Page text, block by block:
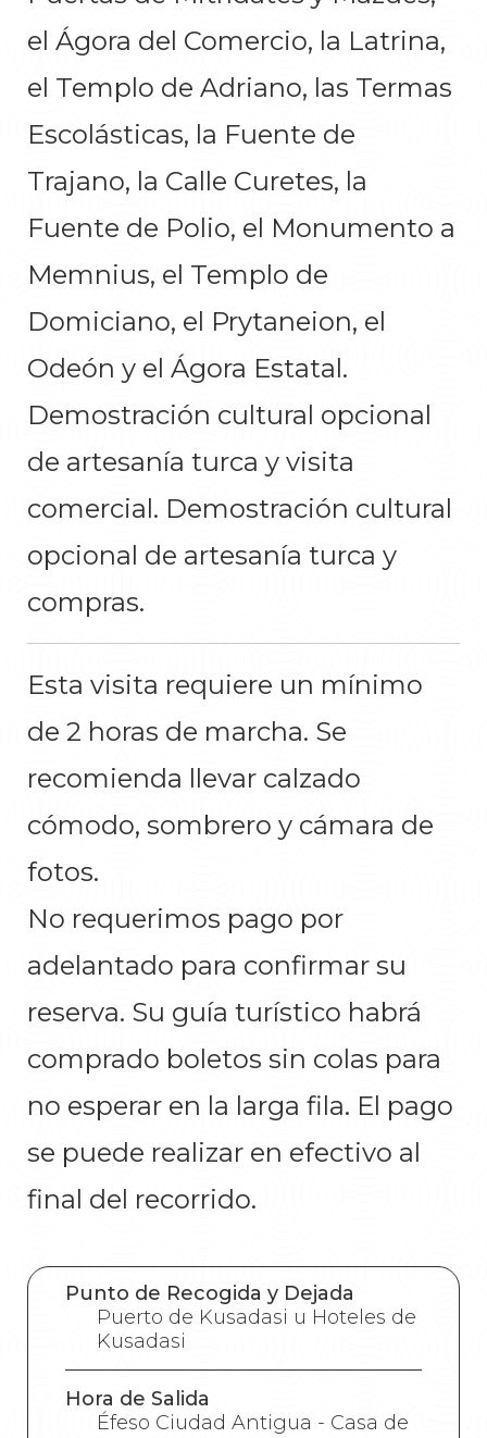
el Ágora del Comercio, la Latrina,
el Templo de Adriano, las Termas
Escolásticas, la Fuente de
Trajano, la Calle Curetes, la
Fuente de Polio, el Monumento a
Memnius, el Templo de
Domiciano, el Prytaneion, el
Odeón y el Ágora Estatal.
Demostración cultural opcional
de artesanía turca y visita
comercial. Demostración cultural
opcional de artesanía turca y
compras.
Esta visita requiere un mínimo
de 2 horas de marcha. Se
recomienda llevar calzado
cómodo, sombrero y cámara de
fotos.
No requerimos pago por
adelantado para confirmar su
reserva. Su guía turístico habrá
comprado boletos sin colas para
no esperar en la larga fila. El pago
se puede realizar en efectivo al
final del recorrido.
Punto de Recogida y Dejada
Puerto de Kusadasi u Hoteles de
Kusadasi
Hora de Salida
Éfeso Ciudad Antigua - Casa de